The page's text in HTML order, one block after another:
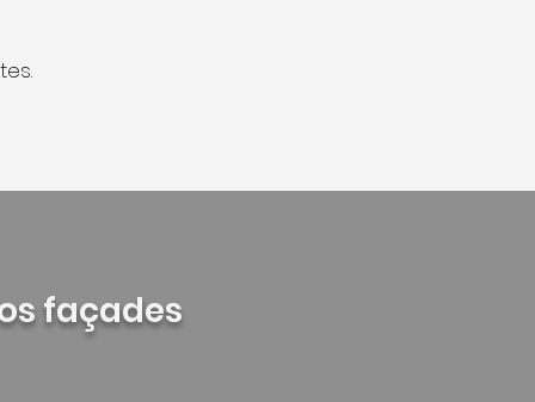
façades